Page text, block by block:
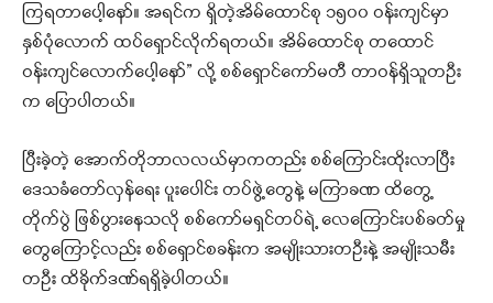
ကြရတာပေါ့နော်။ အရင်က ရှိတဲ့အိမ်ထောင်စု ၁၅၀၀ ဝန်းကျင်မှာ
နှစ်ပုံလောက် ထပ်ရှောင်လိုက်ရတယ်။ အိမ်ထောင်စု တထောင်
ဝန်းကျင်လောက်ပေါ့နော်” လို့ စစ်ရှောင်ကော်မတီ တာဝန်ရှိသူတဦး
က ပြောပါတယ်။
ပြီးခဲ့တဲ့ အောက်တိုဘာလလယ်မှာကတည်း စစ်ကြောင်းထိုးလာပြီး
ဒေသခံတော်လှန်ရေး ပူးပေါင်း တပ်ဖွဲ့တွေနဲ့ မကြာခဏ ထိတွေ့
တိုက်ပွဲ ဖြစ်ပွားနေသလို စစ်ကော်မရှင်တပ်ရဲ့ လေကြောင်းပစ်ခတ်မှု
တွေကြောင့်လည်း စစ်ရှောင်စခန်းက အမျိုးသားတဦးနဲ့ အမျိုးသမီး
တဦး ထိခိုက်ဒဏ်ရရှိခဲ့ပါတယ်။